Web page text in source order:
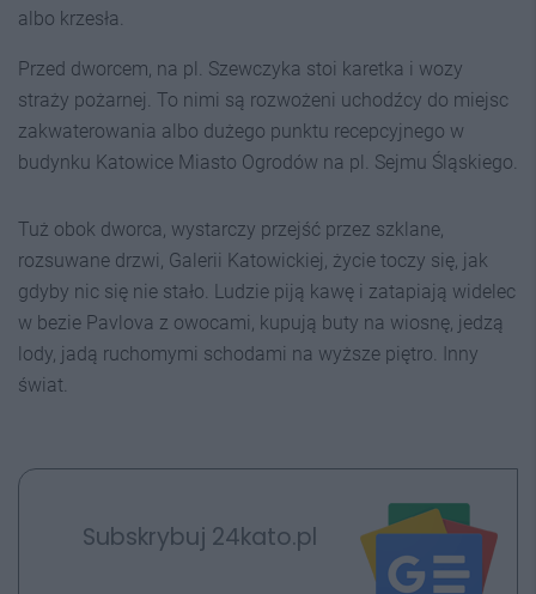
albo krzesła.
Przed dworcem, na pl. Szewczyka stoi karetka i wozy
straży pożarnej. To nimi są rozwożeni uchodźcy do miejsc
zakwaterowania albo dużego punktu recepcyjnego w
budynku Katowice Miasto Ogrodów na pl. Sejmu Śląskiego.
Tuż obok dworca, wystarczy przejść przez szklane,
rozsuwane drzwi, Galerii Katowickiej, życie toczy się, jak
gdyby nic się nie stało. Ludzie piją kawę i zatapiają widelec
w bezie Pavlova z owocami, kupują buty na wiosnę, jedzą
lody, jadą ruchomymi schodami na wyższe piętro. Inny
świat.
Subskrybuj 24kato.pl